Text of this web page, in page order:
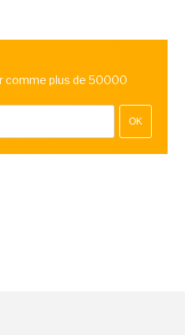
comme plus de 50000
OK